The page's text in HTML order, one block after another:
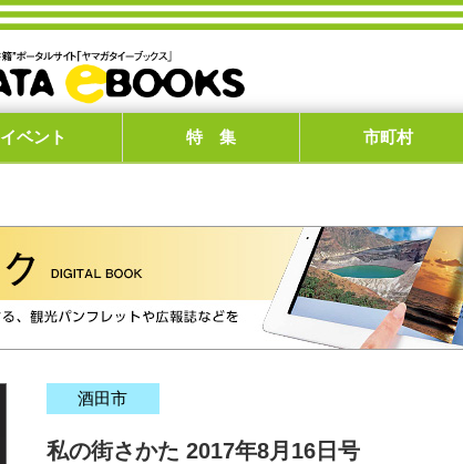
イベント 特 集 市町村
酒田市
私の街さかた 2017年8月16日号